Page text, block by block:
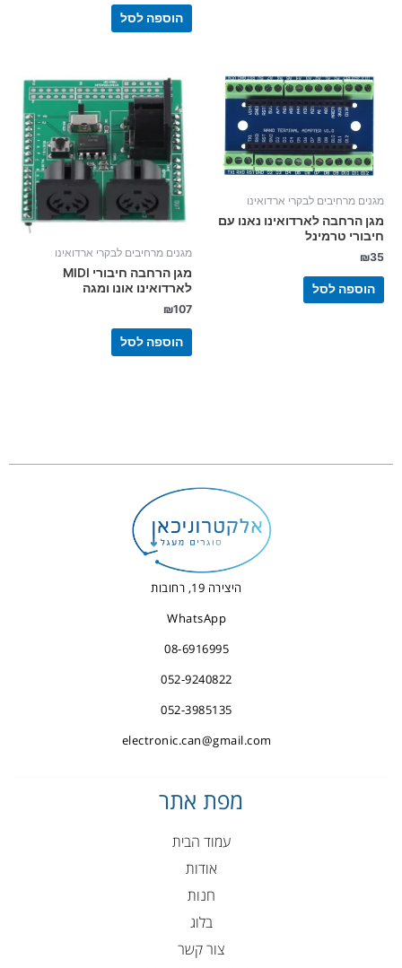
הוספה לסל
מגנים מרחיבים לבקרי ארדואינו
מגן הרחבה לארדואינו נאנו עם
חיבורי טרמינל
₪35
הוספה לסל
מגנים מרחיבים לבקרי ארדואינו
מגן הרחבה חיבורי MIDI
לארדואינו אונו ומגה
₪107
הוספה לסל
היצירה 19, רחובות
WhatsApp
08-6916995
052-9240822
052-3985135
electronic.can@gmail.com
מפת אתר
עמוד הבית
אודות
חנות
בלוג
צור קשר